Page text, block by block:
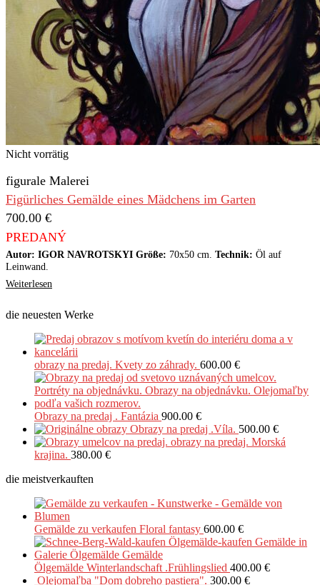
Nicht vorrätig
figurale Malerei
Figürliches Gemälde eines Mädchens im Garten
700.00 €
PREDANÝ
Autor: IGOR NAVROTSKYI Größe: 70x50 cm. Technik: Öl auf
Leinwand.
Weiterlesen
die neuesten Werke
obrazy na predaj. Kvety zo záhrady. 600.00 €
Obrazy na predaj . Fantázia 900.00 €
Obrazy na predaj .Víla. 500.00 €
obrazy na predaj. Morská
krajina. 380.00 €
die meistverkauften
Gemälde zu verkaufen Floral fantasy 600.00 €
Ölgemälde Winterlandschaft .Frühlingslied 400.00 €
Olejomaľba "Dom dobreho pastiera". 300.00 €